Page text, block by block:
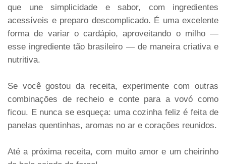
que une simplicidade e sabor, com ingredientes
acessíveis e preparo descomplicado. É uma excelente
forma de variar o cardápio, aproveitando o milho —
esse ingrediente tão brasileiro — de maneira criativa e
nutritiva.
Se você gostou da receita, experimente com outras
combinações de recheio e conte para a vovó como
ficou. E nunca se esqueça: uma cozinha feliz é feita de
panelas quentinhas, aromas no ar e corações reunidos.
Até a próxima receita, com muito amor e um cheirinho